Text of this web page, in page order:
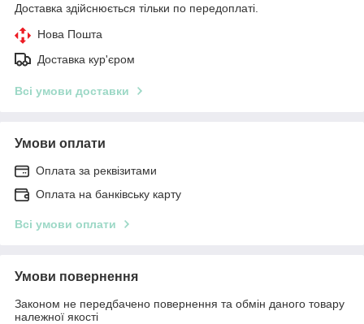
Доставка здійснюється тільки по передоплаті.
Нова Пошта
Доставка кур'єром
Всі умови доставки
Умови оплати
Оплата за реквізитами
Оплата на банківську карту
Всі умови оплати
Умови повернення
Законом не передбачено повернення та обмін даного товару
належної якості